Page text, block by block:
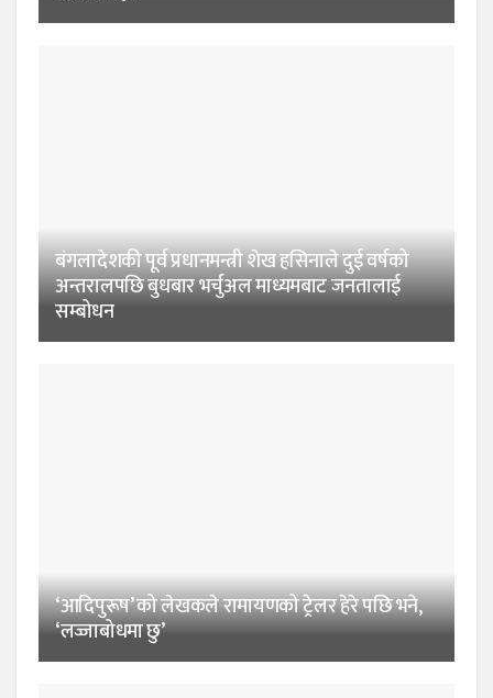
बंगलादेशकी पूर्व प्रधानमन्त्री शेख हसिनाले दुई वर्षको
अन्तरालपछि बुधबार भर्चुअल माध्यमबाट जनतालाई
सम्बोधन
‘आदिपुरूष’ को लेखकले रामायणको ट्रेलर हेरे पछि भने,
‘लज्जाबोधमा छु’